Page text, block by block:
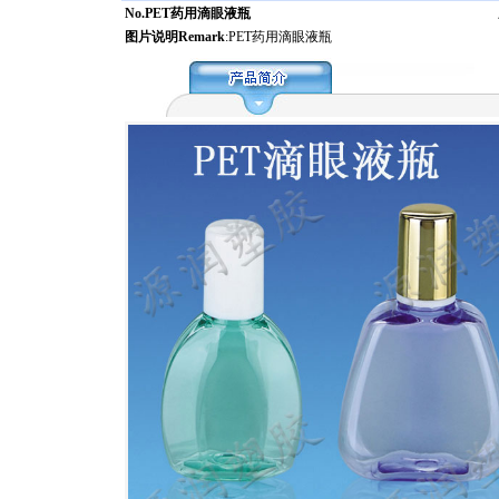
No.PET药用滴眼液瓶
图片说明Remark:PET药用滴眼液瓶